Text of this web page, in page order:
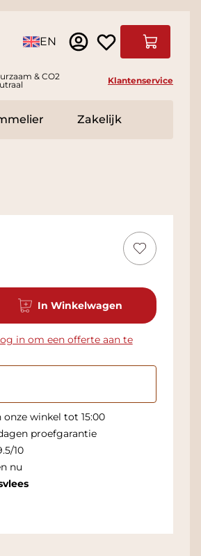
Taal EN
& CO2
Klantenservice
Accessoires
Zakelijk
In Winkelwagen
in om een offerte aan te
winkel tot 15:00
proefgarantie
10
nu